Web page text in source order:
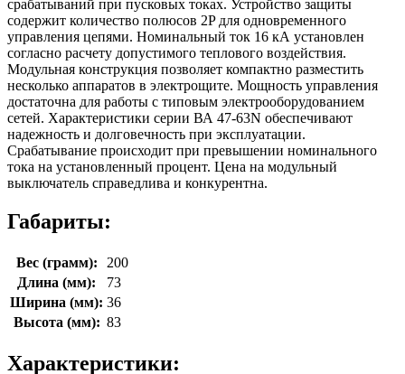
срабатываний при пусковых токах. Устройство защиты
содержит количество полюсов 2P для одновременного
управления цепями. Номинальный ток 16 кА установлен
согласно расчету допустимого теплового воздействия.
Модульная конструкция позволяет компактно разместить
несколько аппаратов в электрощите. Мощность управления
достаточна для работы с типовым электрооборудованием
сетей. Характеристики серии ВА 47-63N обеспечивают
надежность и долговечность при эксплуатации.
Срабатывание происходит при превышении номинального
тока на установленный процент. Цена на модульный
выключатель справедлива и конкурентна.
Габариты:
Вес (грамм):
200
Длина (мм):
73
Ширина (мм): 36
Высота (мм): 83
Характеристики: